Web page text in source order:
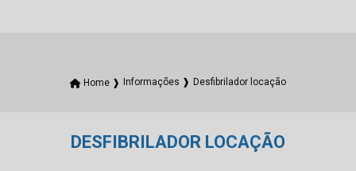
Home ❱ Informações ❱ Desfibrilador locação
DESFIBRILADOR LOCAÇÃO